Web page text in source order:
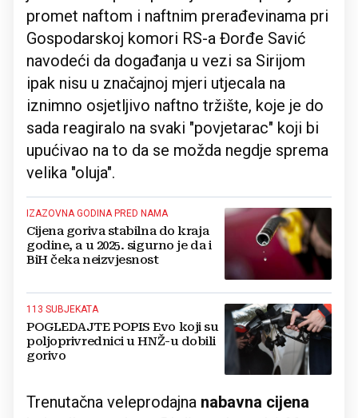
promet naftom i naftnim prerađevinama pri
Gospodarskoj komori RS-a Đorđe Savić
navodeći da događanja u vezi sa Sirijom
ipak nisu u značajnoj mjeri utjecala na
iznimno osjetljivo naftno tržište, koje je do
sada reagiralo na svaki "povjetarac" koji bi
upućivao na to da se možda negdje sprema
velika "oluja".
IZAZOVNA GODINA PRED NAMA
Cijena goriva stabilna do kraja
godine, a u 2025. sigurno je da i
BiH čeka neizvjesnost
113 SUBJEKATA
POGLEDAJTE POPIS Evo koji su
poljoprivrednici u HNŽ-u dobili
gorivo
Trenutačna veleprodajna nabavna cijena